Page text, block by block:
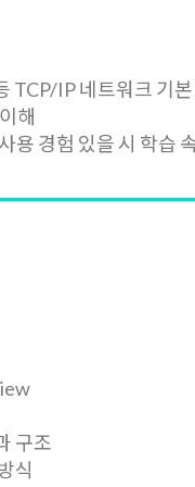
TCP/IP 네트워크 기본
해
용 경험 있을 시 학습
구조
식